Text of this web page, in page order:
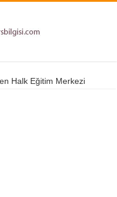
Halk Eğitim Merkezi